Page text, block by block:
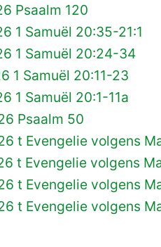
Psaalm 120
1 Samuël 20:35-21:1
1 Samuël 20:24-34
1 Samuël 20:11-23
1 Samuël 20:1-11a
Psaalm 50
t Evengelie volgens
t Evengelie volgens
t Evengelie volgens
t Evengelie volgens